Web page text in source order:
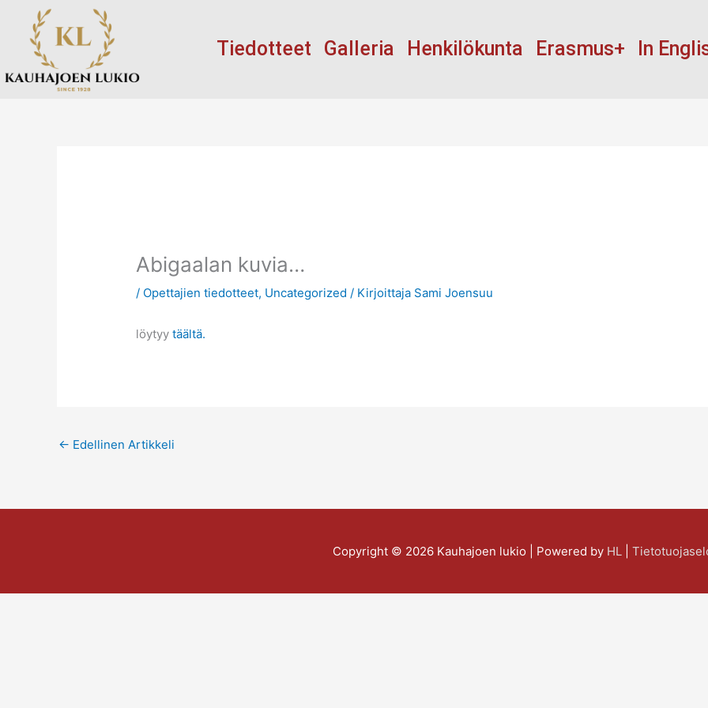
sisältöön
Tiedotteet Galleria Henkilökunta Erasmus+ In
Abigaalan kuvia…
/ Opettajien tiedotteet, Uncategorized / Kirjoittaja Sami Joensuu
löytyytäältä.
← Edellinen Artikkeli
Copyright © 2026 Kauhajoen lukio | Powered by HL